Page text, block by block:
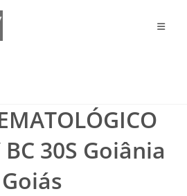
30S Goiânia
Goiás